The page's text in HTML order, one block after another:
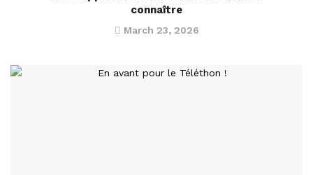
connaître
March 23, 2026